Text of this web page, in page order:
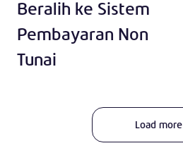
Beralih ke Sistem
Pembayaran Non
Tunai
Load more